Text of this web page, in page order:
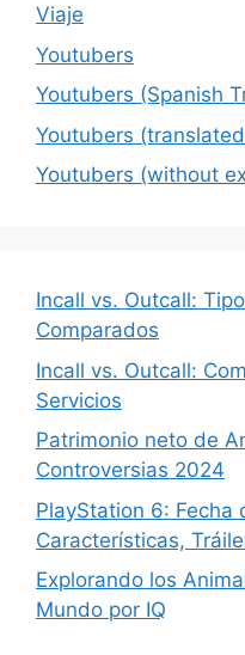
Viaje
Youtubers
Youtubers (Spanish
Youtubers
Youtubers (without
Incall vs. Outcall:
Comparados
Incall vs. Outcall:
Servicios
Patrimonio neto de
Controversias 2024
PlayStation 6: Fecha
Características,
Explorando los
Mundo por IQ